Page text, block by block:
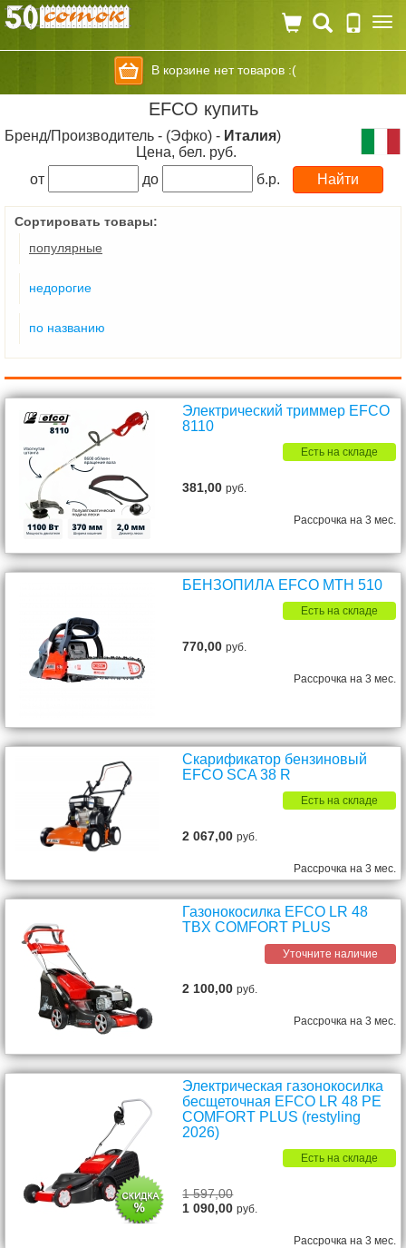
В корзине нет товаров :(
EFCO купить
Бренд/Производитель - (Эфко) - Италия)
Цена, бел. руб.
от
до б.р.
Сортировать товары:
популярные
недорогие
по названию
Электрический триммер EFCO
8110
Есть на складе
381,00руб.
Рассрочка на 3 мес.
БЕНЗОПИЛА EFCO MTH 510
Есть на складе
770,00руб.
Рассрочка на 3 мес.
Скарификатор бензиновый
EFCO SCA 38 R
Есть на складе
2 067,00руб.
Рассрочка на 3 мес.
Газонокосилка EFCO LR 48
TBX COMFORT PLUS
Уточните наличие
2 100,00руб.
Рассрочка на 3 мес.
Электрическая газонокосилка
бесщеточная EFCO LR 48 PE
COMFORT PLUS (restyling
2026)
Есть на складе
1 597,00
1 090,00руб.
Рассрочка на 3 мес.